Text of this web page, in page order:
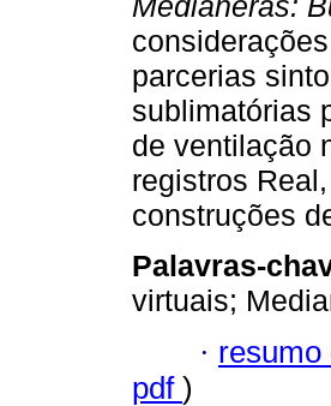
parcerias
sublimatórias
de ventilação
registros
construções
Palavras-
virtuais;
· resumo
pdf )